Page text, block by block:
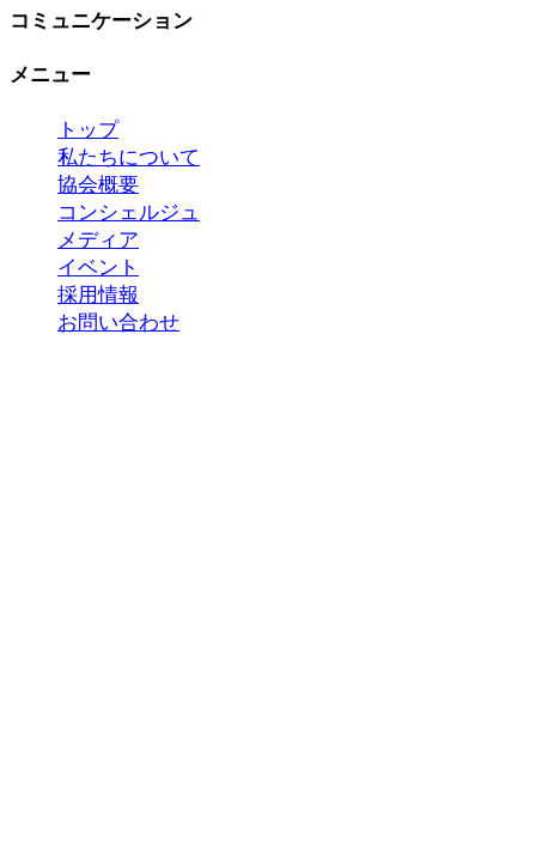
コミュニケーション
メニュー
トップ
私たちについて
協会概要
コンシェルジュ
メディア
イベント
採用情報
お問い合わせ